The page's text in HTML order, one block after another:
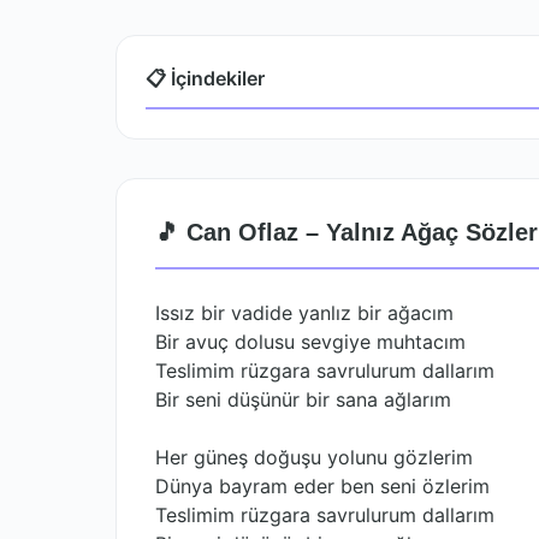
📋 İçindekiler
🎵 Can Oflaz – Yalnız Ağaç
Issız bir vadide yanlız bir ağacım
Bir avuç dolusu sevgiye muhtacım
Teslimim rüzgara savrulurum dallarım
Bir seni düşünür bir sana ağlarım
Her güneş doğuşu yolunu gözlerim
Dünya bayram eder ben seni özlerim
Teslimim rüzgara savrulurum dallarım